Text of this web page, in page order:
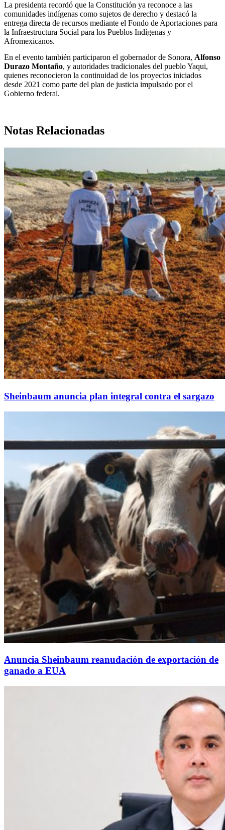
La presidenta recordó que la Constitución ya reconoce a las
comunidades indígenas como sujetos de derecho y destacó la
entrega directa de recursos mediante el Fondo de Aportaciones para
la Infraestructura Social para los Pueblos Indígenas y
Afromexicanos.
En el evento también participaron el gobernador de Sonora, Alfonso
Durazo Montaño, y autoridades tradicionales del pueblo Yaqui,
quienes reconocieron la continuidad de los proyectos iniciados
desde 2021 como parte del plan de justicia impulsado por el
Gobierno federal.
Notas Relacionadas
Sheinbaum anuncia plan integral contra el sargazo
Anuncia Sheinbaum reanudación de exportación de
ganado a EUA